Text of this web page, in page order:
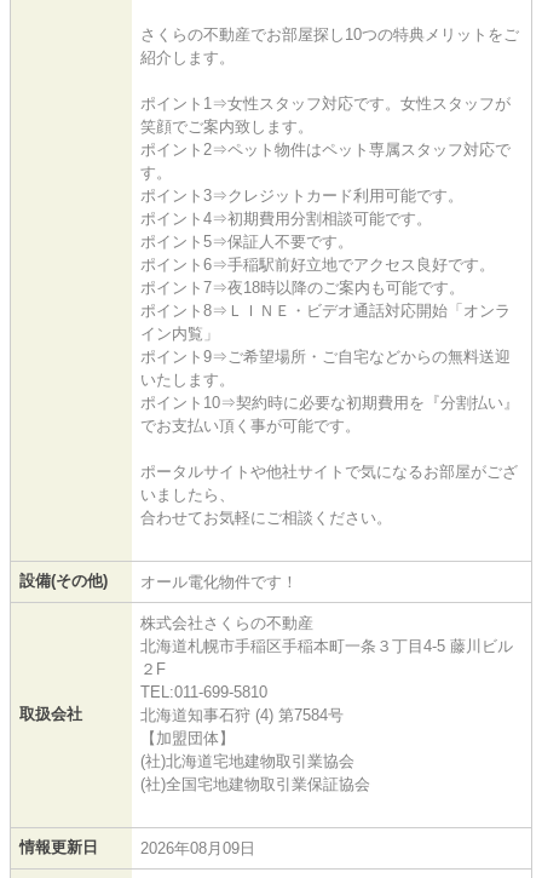
さくらの不動産でお部屋探し10つの特典メリットをご
紹介します。
ポイント1⇒女性スタッフ対応です。女性スタッフが
笑顔でご案内致します。
ポイント2⇒ペット物件はペット専属スタッフ対応で
す。
ポイント3⇒クレジットカード利用可能です。
ポイント4⇒初期費用分割相談可能です。
ポイント5⇒保証人不要です。
ポイント6⇒手稲駅前好立地でアクセス良好です。
ポイント7⇒夜18時以降のご案内も可能です。
ポイント8⇒ＬＩＮＥ・ビデオ通話対応開始「オンラ
イン内覧」
ポイント9⇒ご希望場所・ご自宅などからの無料送迎
いたします。
ポイント10⇒契約時に必要な初期費用を『分割払い』
でお支払い頂く事が可能です。
ポータルサイトや他社サイトで気になるお部屋がござ
いましたら、
合わせてお気軽にご相談ください。
設備(その他) オール電化物件です！
取扱会社
株式会社さくらの不動産
北海道札幌市手稲区手稲本町一条３丁目4-5 藤川ビル
２F
TEL:011-699-5810
北海道知事石狩 (4) 第7584号
【加盟団体】
(社)北海道宅地建物取引業協会
(社)全国宅地建物取引業保証協会
情報更新日 2026年08月09日